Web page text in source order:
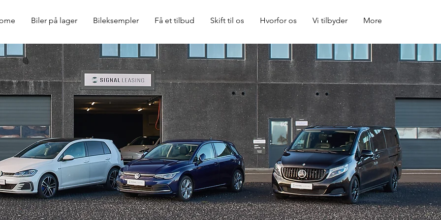
Biler på lager Bileksempler Få et tilbud Skift til os Hvorfor os Vi tilbyder More